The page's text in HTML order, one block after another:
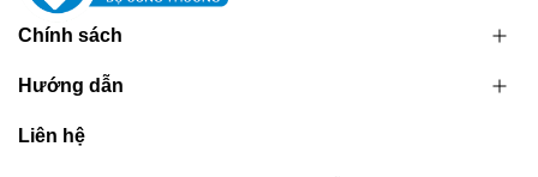
Chính sách
Hướng dẫn
Liên hệ